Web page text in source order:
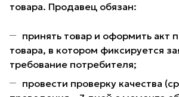
товара. Продавец обязан:
принять товар и оформить акт
товара, в котором фиксируется
требование потребителя;
провести проверку качества